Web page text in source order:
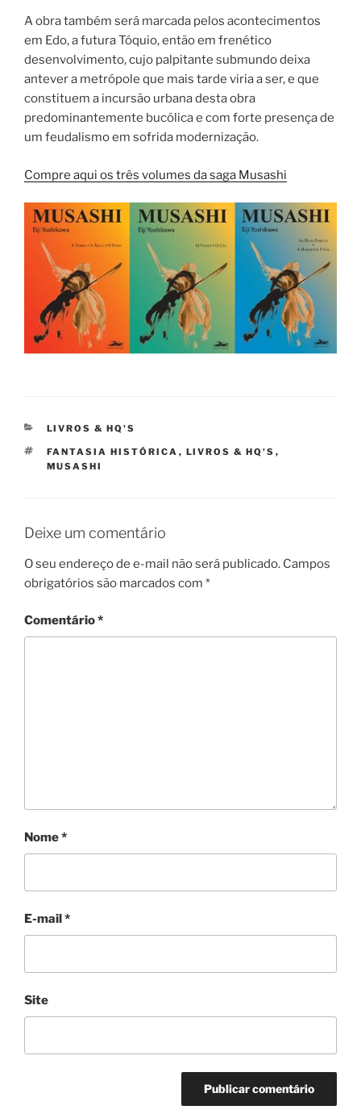
A obra também será marcada pelos acontecimentos
em Edo, a futura Tóquio, então em frenético
desenvolvimento, cujo palpitante submundo deixa
antever a metrópole que mais tarde viria a ser, e que
constituem a incursão urbana desta obra
predominantemente bucólica e com forte presença de
um feudalismo em sofrida modernização.
Compre aqui os três volumes da saga Musashi
CATEGORIAS
LIVROS & HQ'S
TAGS
FANTASIA HISTÓRICA , LIVROS & HQ'S ,
MUSASHI
Deixe um comentário
O seu endereço de e-mail não será publicado. Campos
obrigatórios são marcados com *
Comentário*
Nome*
E-mail*
Site